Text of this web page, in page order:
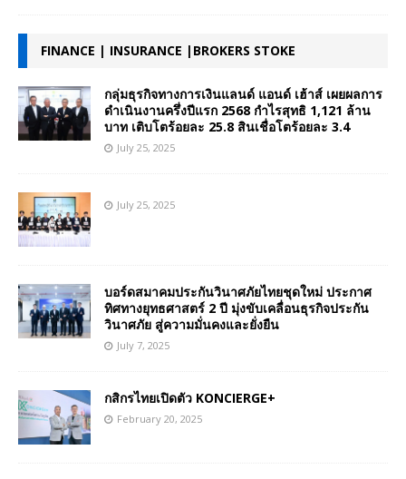
FINANCE | INSURANCE |BROKERS STOKE
กลุ่มธุรกิจทางการเงินแลนด์ แอนด์ เฮ้าส์ เผยผลการ
ดำเนินงานครึ่งปีแรก 2568 กำไรสุทธิ 1,121 ล้าน
บาท เติบโตร้อยละ 25.8 สินเชื่อโตร้อยละ 3.4
July 25, 2025
July 25, 2025
บอร์ดสมาคมประกันวินาศภัยไทยชุดใหม่ ประกาศ
ทิศทางยุทธศาสตร์ 2 ปี มุ่งขับเคลื่อนธุรกิจประกัน
วินาศภัย สู่ความมั่นคงและยั่งยืน
July 7, 2025
กสิกรไทยเปิดตัว KONCIERGE+
February 20, 2025